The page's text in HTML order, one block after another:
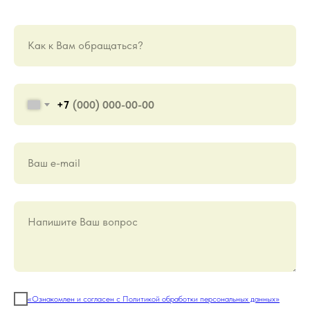
Как к Вам обращаться?
+7
Ваш е-mail
Напишите Ваш вопрос
«Ознакомлен и согласен с Политикой обработки персональных данных»